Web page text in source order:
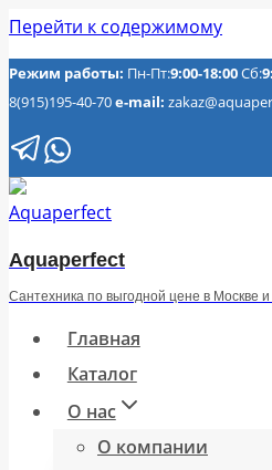
Перейти к содержимому
Режим работы: Пн-Пт:9:00-18:00Сб:
8(915)195-40-70e-mail:
Aquaperfect
Сантехника по выгодной цене в Москве
Главная
Каталог
О нас
О компании